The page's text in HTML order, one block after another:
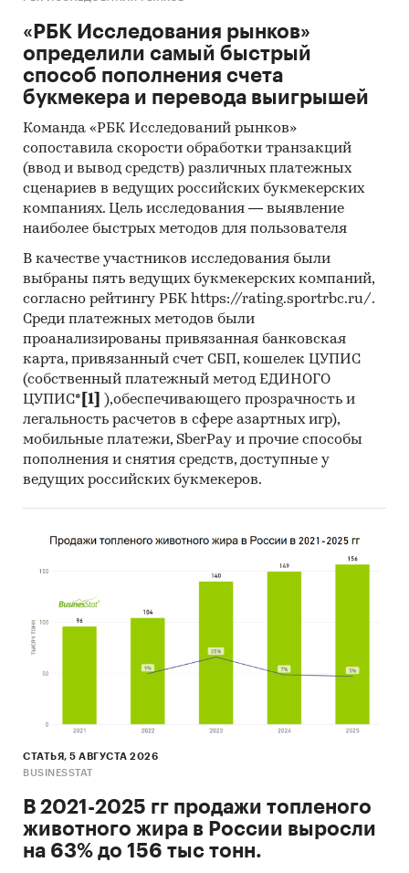
«РБК Исследования рынков»
определили самый быстрый
способ пополнения счета
букмекера и перевода выигрышей
Команда «РБК Исследований рынков»
сопоставила скорости обработки транзакций
(ввод и вывод средств) различных платежных
сценариев в ведущих российских букмекерских
компаниях. Цель исследования — выявление
наиболее быстрых методов для пользователя
В качестве участников исследования были
выбраны пять ведущих букмекерских компаний,
согласно рейтингу РБК https://rating.sportrbc.ru/.
Среди платежных методов были
проанализированы привязанная банковская
карта, привязанный счет СБП, кошелек ЦУПИС
(собственный платежный метод ЕДИНОГО
ЦУПИС* [1]
),обеспечивающего прозрачность и
легальность расчетов в сфере азартных игр),
мобильные платежи, SberPay и прочие способы
пополнения и снятия средств, доступные у
ведущих российских букмекеров.
СТАТЬЯ, 5 АВГУСТА 2026
BUSINESSTAT
В 2021-2025 гг продажи топленого
животного жира в России выросли
на 63% до 156 тыс тонн.